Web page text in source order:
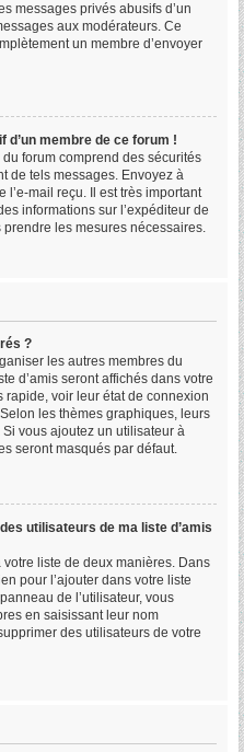
messages privés abusifs d’un
aux modérateurs. Ce
un membre d’envoyer
d’un membre de ce forum !
forum comprend des sécurités
de tels messages. Envoyez à
l’e-mail reçu. Il est très important
informations sur l’expéditeur de
prendre les mesures nécessaires.
?
les autres membres du
d’amis seront affichés dans votre
rapide, voir leur état de connexion
les thèmes graphiques, leurs
vous ajoutez un utilisateur à
seront masqués par défaut.
utilisateurs de ma liste d’amis
liste de deux manières. Dans
pour l’ajouter dans votre liste
de l’utilisateur, vous
en saisissant leur nom
des utilisateurs de votre